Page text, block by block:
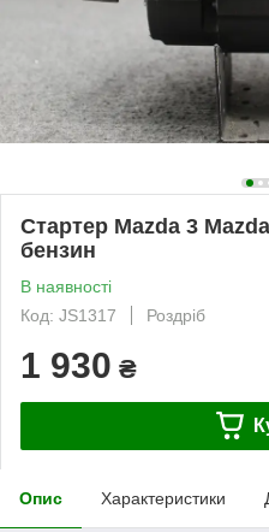
Стартер Mazda 3
бензин
В наявності
Код: JS1317
Роздріб
1 930 ₴
Опис Характеристики